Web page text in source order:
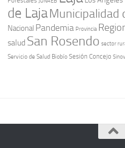
de LajaMunicipalidad
Nacional Pandemia Provincia
salud San Rosendo sector
Servicio de Salud Biobío Sesión Concejo